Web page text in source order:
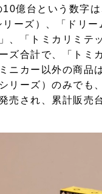
10億台という数字
リーズ）、「ドリー
、「トミカリミテ
ズ合計で、「トミ
ニカー以外の商品
リーズ）のみでも
売され、累計販売